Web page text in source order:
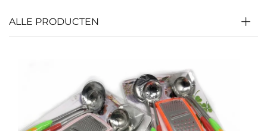
ALLE PRODUCTEN